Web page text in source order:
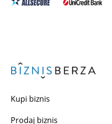
Kupi biznis
Prodaj biznis